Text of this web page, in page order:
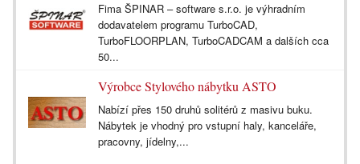
Fima ŠPINAR – software s.r.o. je výhradním
dodavatelem programu TurboCAD,
TurboFLOORPLAN, TurboCADCAM a dalších cca
50...
Výrobce Stylového nábytku ASTO
Nabízí přes 150 druhů solitérů z masivu buku.
Nábytek je vhodný pro vstupní haly, kanceláře,
pracovny, jídelny,...